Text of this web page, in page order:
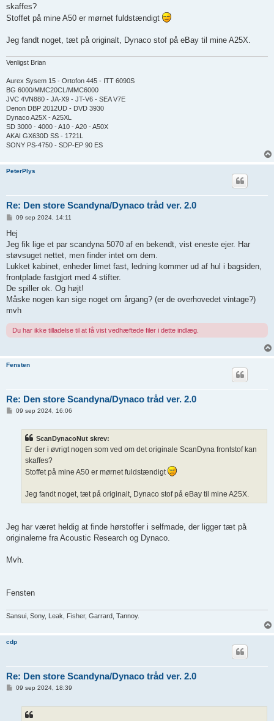
æ
g
skaffes?
Stoffet på mine A50 er mørnet fuldstændigt
Jeg fandt noget, tæt på originalt, Dynaco stof på eBay til mine A25X.
Venligst Brian
Aurex Sysem 15 - Ortofon 445 - ITT 6090S
BG 6000/MMC20CL/MMC6000
JVC 4VN880 - JA-X9 - JT-V6 - SEA V7E
Denon DBP 2012UD - DVD 3930
Dynaco A25X - A25XL
SD 3000 - 4000 - A10 - A20 - A50X
AKAI GX630D SS - 1721L
SONY PS-4750 - SDP-EP 90 ES
PeterPlys
Re: Den store Scandyna/Dynaco tråd ver. 2.0
d
æ
g
09 sep 2024, 14:11
Hej
Jeg fik lige et par scandyna 5070 af en bekendt, vist eneste ejer. Har
støvsuget nettet, men finder intet om dem.
Lukket kabinet, enheder limet fast, ledning kommer ud af hul i bagsiden,
frontplade fastgjort med 4 stifter.
De spiller ok. Og højt!
Måske nogen kan sige noget om årgang? (er de overhovedet vintage?)
mvh
Du har ikke tilladelse til at få vist vedhæftede filer i dette indlæg.
Fensten
Re: Den store Scandyna/Dynaco tråd ver. 2.0
09 sep 2024, 16:06
ScanDynacoNut skrev:
Er der i øvrigt nogen som ved om det originale ScanDyna frontstof kan
skaffes?
Stoffet på mine A50 er mørnet fuldstændigt
Jeg fandt noget, tæt på originalt, Dynaco stof på eBay til mine A25X.
Jeg har været heldig at finde hørstoffer i selfmade, der ligger tæt på
originalerne fra Acoustic Research og Dynaco.
Mvh.
Fensten
Sansui, Sony, Leak, Fisher, Garrard, Tannoy.
cdp
Re: Den store Scandyna/Dynaco tråd ver. 2.0
09 sep 2024, 18:39